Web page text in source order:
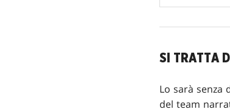
SI TRATTA
Lo sarà
del team